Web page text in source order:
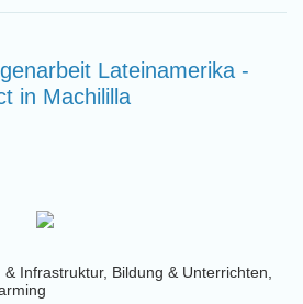
Lateinamerika -
in Machililla
Infrastruktur, Bildung & Unterrichten,